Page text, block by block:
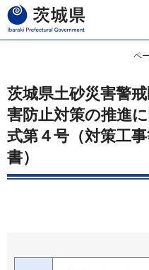
茨城県
ペ
茨城県土砂災害警
害防止対策の推進
式第４号（対策工
書）